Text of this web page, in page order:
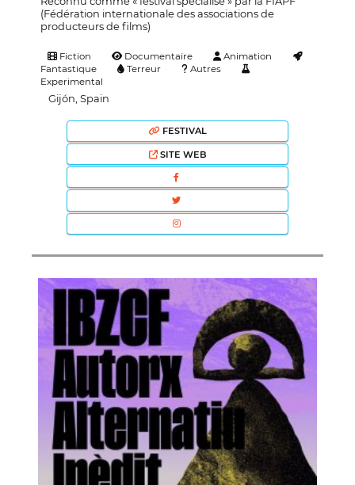
(Fédération internationale des associations de
producteurs de films)
Fiction Documentaire
Animation
Fantastique
Terreur
Autres
Experimental
Gijón, Spain
FESTIVAL
SITE WEB